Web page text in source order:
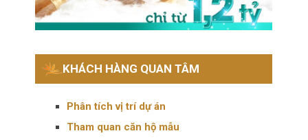
KHÁCH HÀNG QUAN TÂM
Phân tích vị trí dự án
Tham quan căn hộ mẫu